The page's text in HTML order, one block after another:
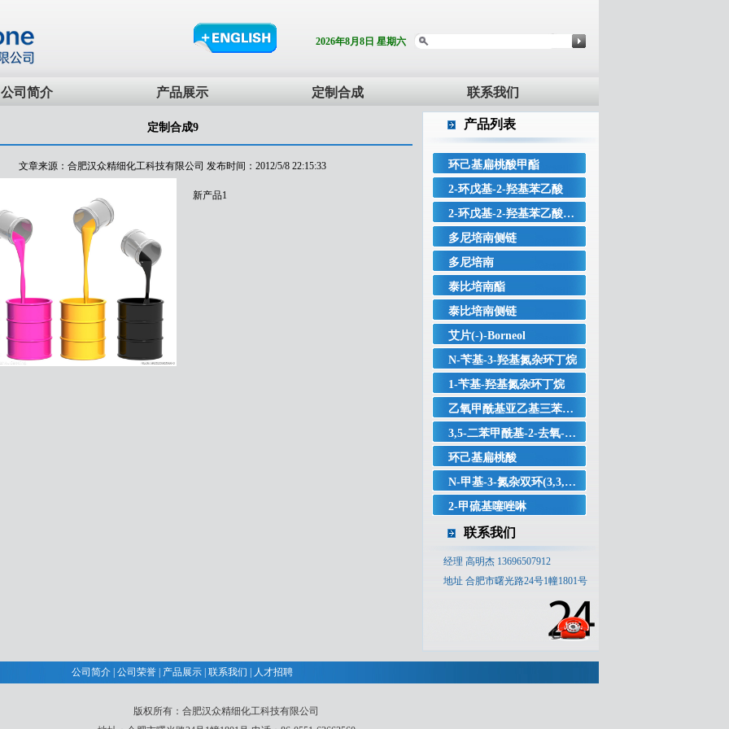
2026年8月8日 星期六
公司简介 产品展示 定制合成 联系我们
定制合成9
文章来源：合肥汉众精细化工科技有限公司 发布时间：2012/5/8 22:15:33
新产品1
产品列表
环己基扁桃酸甲酯
2-环戊基-2-羟基苯乙酸
2-环戊基-2-羟基苯乙酸甲酯
多尼培南侧链
多尼培南
泰比培南酯
泰比培南侧链
艾片(-)-Borneol
N-苄基-3-羟基氮杂环丁烷
1-苄基-羟基氮杂环丁烷
乙氧甲酰基亚乙基三苯基膦
3,5-二苯甲酰基-2-去氧-2-氟-2甲基-D-核糖-γ-内酯
环己基扁桃酸
N-甲基-3-氮杂双环(3,3,1)壬-9α-醇
2-甲硫基噻唑啉
联系我们
经理 高明杰 13696507912
地址 合肥市曙光路24号1幢1801号
公司简介 公司荣誉 产品展示 联系我们 人才招聘
版权所有：合肥汉众精细化工科技有限公司